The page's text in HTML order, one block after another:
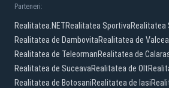
Parteneri:
Realitatea.NETRealitatea SportivaRealitatea
Realitatea de DambovitaRealitatea de Valcea
Realitatea de TeleormanRealitatea de
Realitatea de SuceavaRealitatea de Olt
Realitatea de BotosaniRealitatea de Iasi